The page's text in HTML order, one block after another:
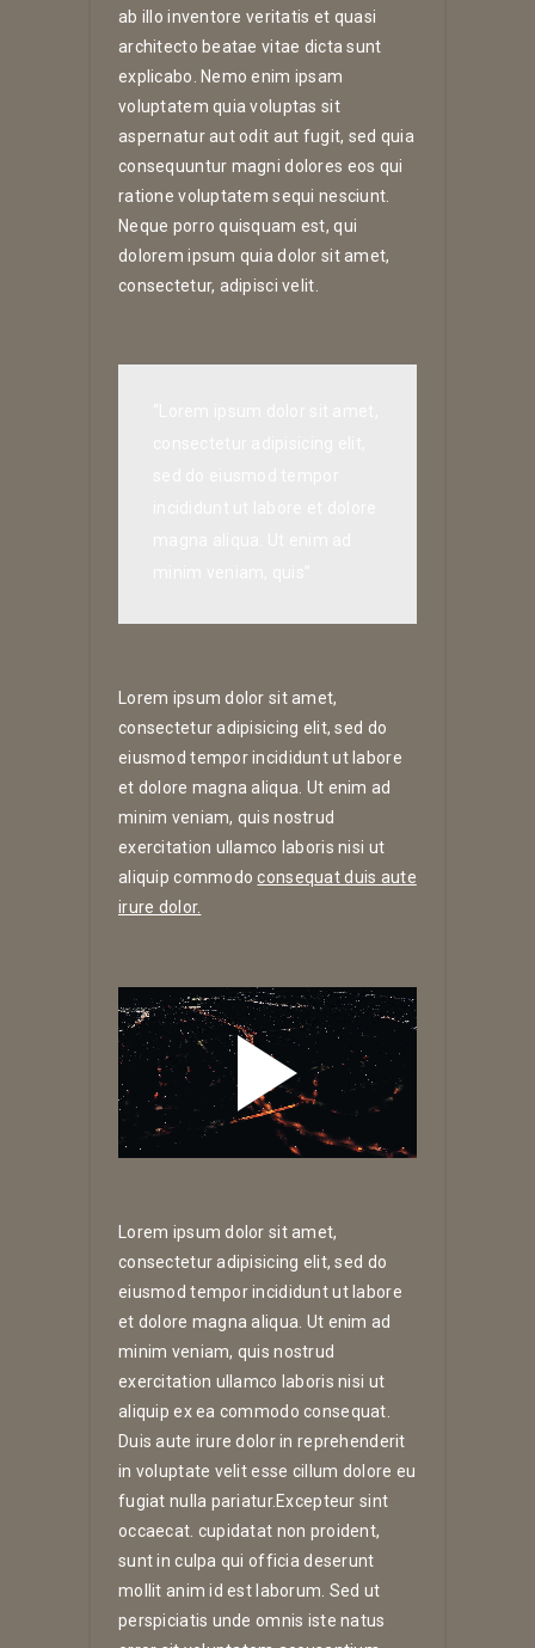
ab illo inventore veritatis et quasi
architecto beatae vitae dicta sunt
explicabo. Nemo enim ipsam
voluptatem quia voluptas sit
aspernatur aut odit aut fugit, sed quia
consequuntur magni dolores eos qui
ratione voluptatem sequi nesciunt.
Neque porro quisquam est, qui
dolorem ipsum quia dolor sit amet,
consectetur, adipisci velit.
Lorem ipsum dolor sit amet,
consectetur adipisicing elit, sed do
eiusmod tempor incididunt ut labore
et dolore magna aliqua. Ut enim ad
minim veniam, quis nostrud
exercitation ullamco laboris nisi ut
aliquip commodoconsequat duis aute
irure dolor.
Lorem ipsum dolor sit amet,
consectetur adipisicing elit, sed do
eiusmod tempor incididunt ut labore
et dolore magna aliqua. Ut enim ad
minim veniam, quis nostrud
exercitation ullamco laboris nisi ut
aliquip ex ea commodo consequat.
Duis aute irure dolor in reprehenderit
in voluptate velit esse cillum dolore eu
fugiat nulla pariatur.Excepteur sint
occaecat. cupidatat non proident,
sunt in culpa qui officia deserunt
mollit anim id est laborum. Sed ut
perspiciatis unde omnis iste natus